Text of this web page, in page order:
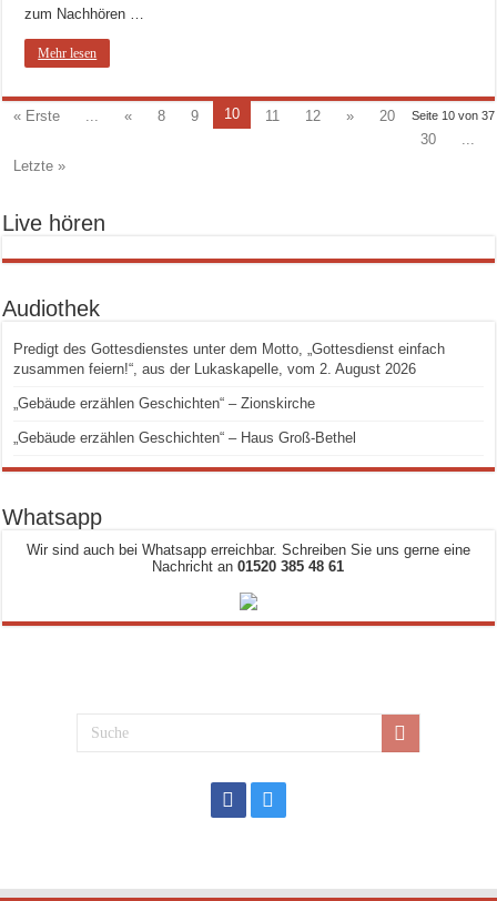
zum Nachhören …
Mehr lesen
Seite 10 von 37
« Erste ... « 8 9 10 11 12 »
20
30
...
Letzte »
Live hören
Audiothek
Predigt des Gottesdienstes unter dem Motto, „Gottesdienst einfach
zusammen feiern!“, aus der Lukaskapelle, vom 2. August 2026
„Gebäude erzählen Geschichten“ – Zionskirche
„Gebäude erzählen Geschichten“ – Haus Groß-Bethel
Whatsapp
Wir sind auch bei Whatsapp erreichbar. Schreiben Sie uns gerne eine
Nachricht an01520 385 48 61